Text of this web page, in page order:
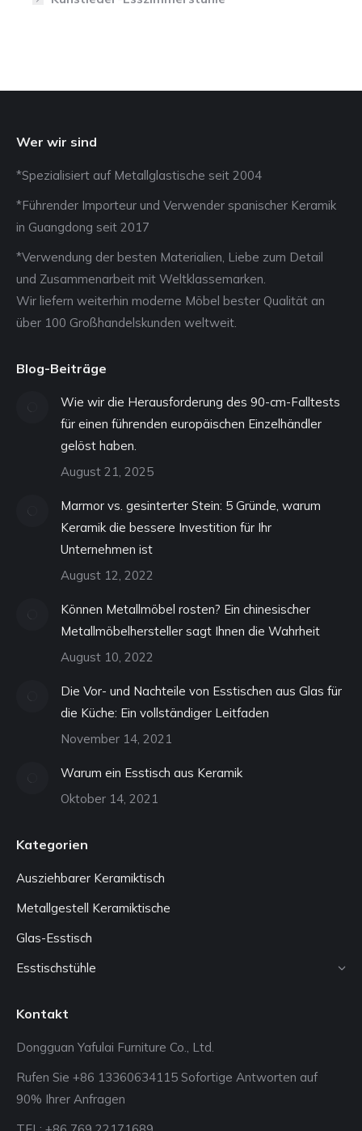
Wer wir sind
*Spezialisiert auf Metallglastische seit 2004
*Führender Importeur und Verwender spanischer Keramik
in Guangdong seit 2017
*Verwendung der besten Materialien, Liebe zum Detail
und Zusammenarbeit mit Weltklassemarken.
Wir liefern weiterhin moderne Möbel bester Qualität an
über 100 Großhandelskunden weltweit.
Blog-Beiträge
Wie wir die Herausforderung des 90-cm-Falltests
für einen führenden europäischen Einzelhändler
gelöst haben.
August 21, 2025
Marmor vs. gesinterter Stein: 5 Gründe, warum
Keramik die bessere Investition für Ihr
Unternehmen ist
August 12, 2022
Können Metallmöbel rosten? Ein chinesischer
Metallmöbelhersteller sagt Ihnen die Wahrheit
August 10, 2022
Die Vor- und Nachteile von Esstischen aus Glas für
die Küche: Ein vollständiger Leitfaden
November 14, 2021
Warum ein Esstisch aus Keramik
Oktober 14, 2021
Kategorien
Ausziehbarer Keramiktisch
Metallgestell Keramiktische
Glas-Esstisch
Esstischstühle
Kontakt
Dongguan Yafulai Furniture Co., Ltd.
Rufen Sie +86 13360634115 Sofortige Antworten auf
90% Ihrer Anfragen